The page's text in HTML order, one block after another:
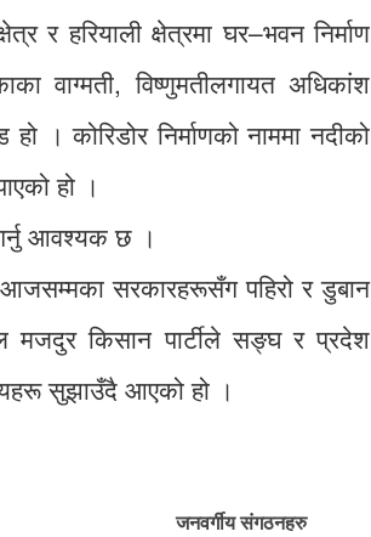
हरियाली क्षेत्रमा घर–भवन निर्माण
वाग्मती, विष्णुमतीलगायत अधिकांश
। कोरिडोर निर्माणको नाममा नदीको
हो ।
आवश्यक छ ।
सरकारहरूसँग पहिरो र डुबान
किसान पार्टीले सङ्घ र प्रदेश
सुझाउँदै आएको हो ।
जनवर्गीय संगठनहरु